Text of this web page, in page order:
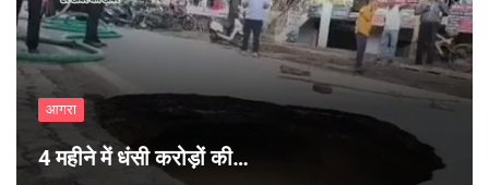
आगरा
4 महीने में धंसी करोड़ों की…